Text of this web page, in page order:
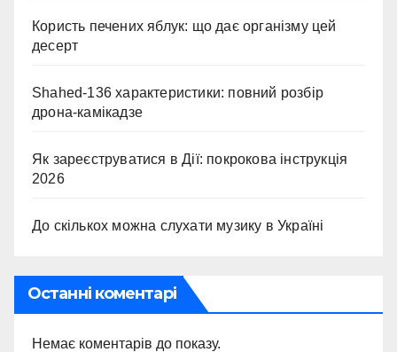
Користь печених яблук: що дає організму цей
десерт
Shahed-136 характеристики: повний розбір
дрона-камікадзе
Як зареєструватися в Дії: покрокова інструкція
2026
До скількох можна слухати музику в Україні
Останні коментарі
Немає коментарів до показу.